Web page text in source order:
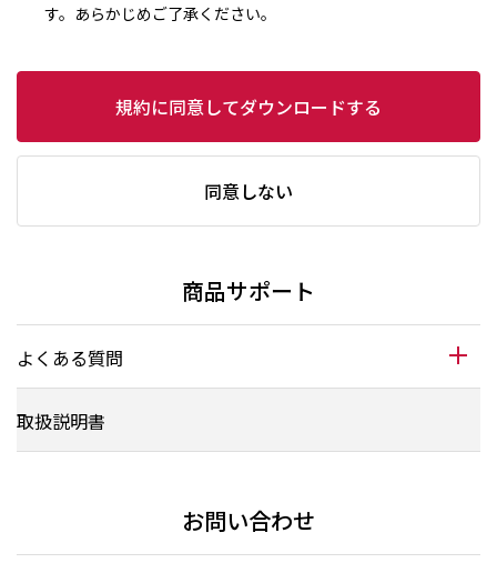
す。あらかじめご了承ください。
規約に同意してダウンロードする
同意しない
商品サポート
よくある質問
取扱説明書
お問い合わせ